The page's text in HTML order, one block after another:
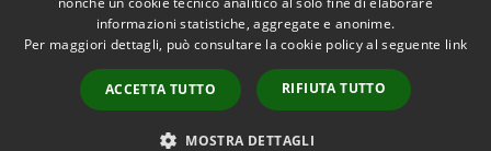
Missione 1 -
Digitalizzazione,
innovazione,
competitività, cultura e
informazioni statistiche, aggregate e anonime.
Per maggiori dettagli, può consultare la cookie policy al seguente link
ACCETTA TUTTO RIFIUTA TUTTO
MOSTRA DETTAGLI